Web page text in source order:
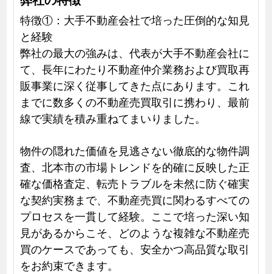
特徴①：大手不動産会社で培った圧倒的な知見
と経験
弊社の最大の強みは、代表が大手不動産会社に
て、長年にわたり不動産仲介業務および買取再
販事業に深く従事してきた点にあります。これ
までに数多くの不動産売買取引に携わり、最前
線で実績を積み重ねてまいりました。
物件の隠れた価値を見逃さない徹底的な物件調
査、北本市の市場トレンドを的確に反映した正
確な価格査定、転売トラブルを未然に防ぐ確実
な契約実務まで、不動産売買に関わるすべての
プロセスを一貫して経験。ここで培った深い知
見があるからこそ、どのような複雑な不動産売
買のケースであっても、安全かつ高品質な取引
をお約束できます。